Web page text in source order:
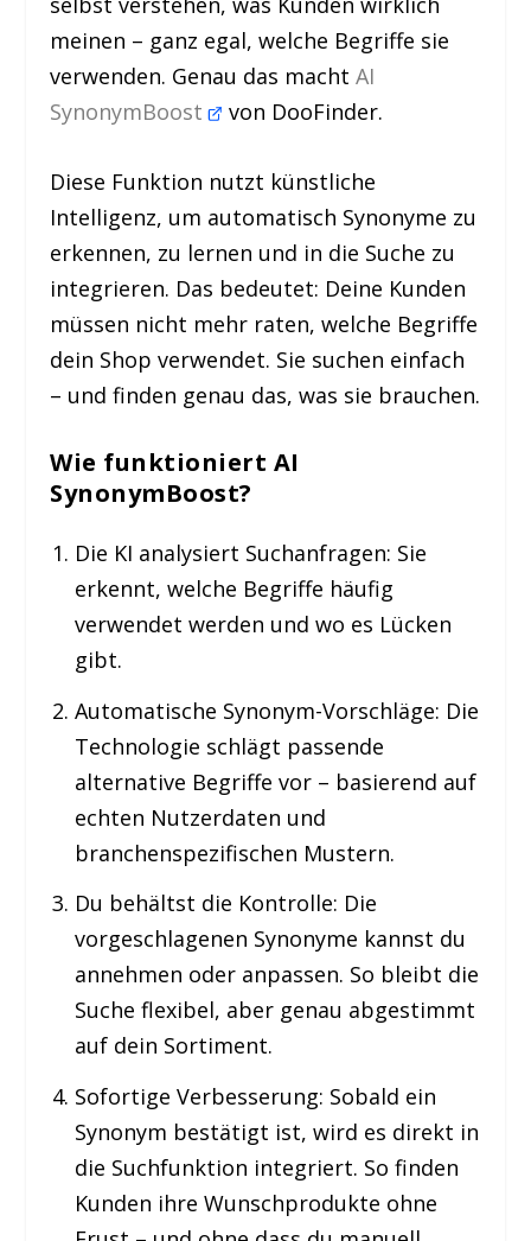
meinen – ganz egal, welche Begriffe sie
verwenden. Genau das machtAI
SynonymBoost
von DooFinder.
Diese Funktion nutzt künstliche
Intelligenz, um automatisch Synonyme zu
erkennen, zu lernen und in die Suche zu
integrieren. Das bedeutet: Deine Kunden
müssen nicht mehr raten, welche Begriffe
dein Shop verwendet. Sie suchen einfach
– und finden genau das, was sie brauchen.
Wie funktioniert AI
SynonymBoost?
Die KI analysiert Suchanfragen: Sie
erkennt, welche Begriffe häufig
verwendet werden und wo es Lücken
gibt.
Automatische Synonym-Vorschläge: Die
Technologie schlägt passende
alternative Begriffe vor – basierend auf
echten Nutzerdaten und
branchenspezifischen Mustern.
Du behältst die Kontrolle: Die
vorgeschlagenen Synonyme kannst du
annehmen oder anpassen. So bleibt die
Suche flexibel, aber genau abgestimmt
auf dein Sortiment.
Sofortige Verbesserung: Sobald ein
Synonym bestätigt ist, wird es direkt in
die Suchfunktion integriert. So finden
Kunden ihre Wunschprodukte ohne